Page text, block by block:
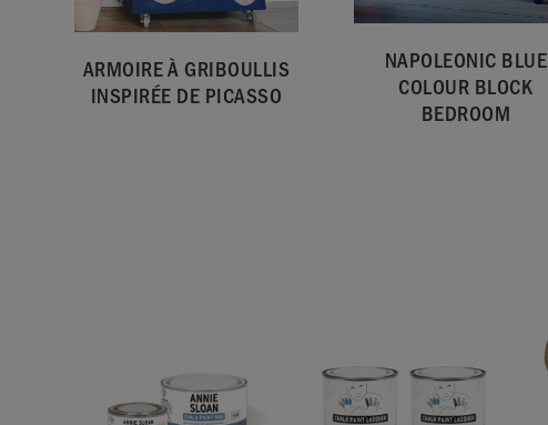
ARMOIRE À GRIBOULLIS
INSPIRÉE DE PICASSO
NAPOLEONIC BLUE
COLOUR BLOCK
BEDROOM